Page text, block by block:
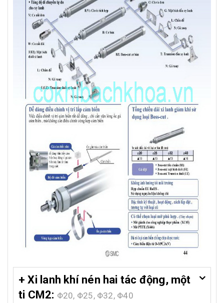
+ Xi lanh khí nén hai tác động, một
ti CM2: Φ20, Φ25, Φ32, Φ40